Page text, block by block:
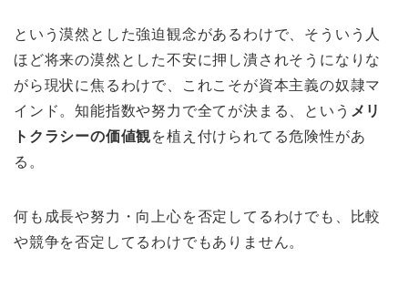
という漠然とした強迫観念があるわけで、そういう人
ほど将来の漠然とした不安に押し潰されそうになりな
がら現状に焦るわけで、これこそが資本主義の奴隷マ
インド。知能指数や努力で全てが決まる、という メリ
トクラシーの価値観を植え付けられてる危険性があ
る。
何も成長や努力・向上心を否定してるわけでも、比較
や競争を否定してるわけでもありません。